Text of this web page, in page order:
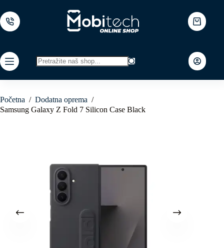
to
content
Shopping
cart
results
Početna / Dodatna oprema /
Samsung Galaxy Z Fold 7 Silicon Case Black